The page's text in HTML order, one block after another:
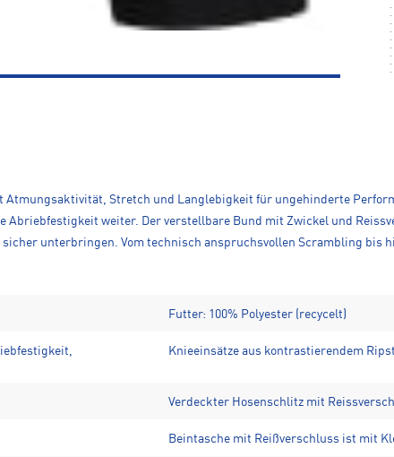
Atmungsaktivität, Stretch und Langlebigkeit für ungehinderte
Abriebfestigkeit weiter. Der verstellbare Bund mit Zwickel und
unterbringen. Vom technisch anspruchsvollen Scrambling bis
Futter: 100% Polyester (recycelt)
Knieeinsätze aus kontrastierendem
Verdeckter Hosenschlitz mit
Beintasche mit Reißverschluss ist mit